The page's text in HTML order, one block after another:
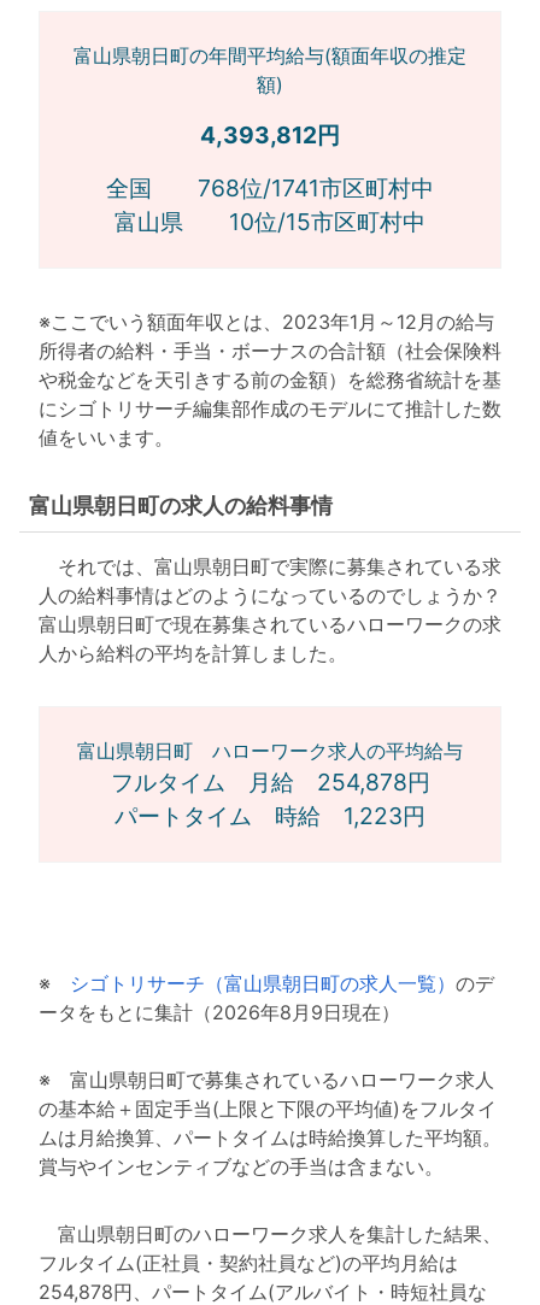
富山県朝日町の年間平均給与(額面年収の推定
額)
4,393,812円
全国 768位/1741市区町村中
富山県 10位/15市区町村中
※ここでいう額面年収とは、2023年1月～12月の給与
所得者の給料・手当・ボーナスの合計額（社会保険料
や税金などを天引きする前の金額）を総務省統計を基
にシゴトリサーチ編集部作成のモデルにて推計した数
値をいいます。
富山県朝日町の求人の給料事情
それでは、富山県朝日町で実際に募集されている求
人の給料事情はどのようになっているのでしょうか？
富山県朝日町で現在募集されているハローワークの求
人から給料の平均を計算しました。
富山県朝日町 ハローワーク求人の平均給与
フルタイム 月給 254,878円
パートタイム 時給 1,223円
※ シゴトリサーチ（富山県朝日町の求人一覧） のデ
ータをもとに集計（2026年8月9日現在）
※ 富山県朝日町で募集されているハローワーク求人
の基本給＋固定手当(上限と下限の平均値)をフルタイ
ムは月給換算、パートタイムは時給換算した平均額。
賞与やインセンティブなどの手当は含まない。
富山県朝日町のハローワーク求人を集計した結果、
フルタイム(正社員・契約社員など)の平均月給は
254,878円、パートタイム(アルバイト・時短社員な